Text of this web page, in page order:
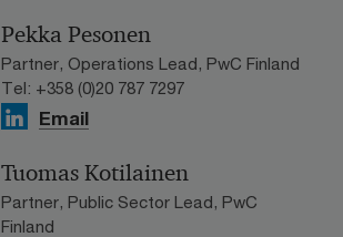
Pekka Pesonen
Partner, Operations Lead, PwC Finland
Tel: +358 (0)20 787 7297
Email
Tuomas Kotilainen
Partner, Public Sector Lead, PwC
Finland